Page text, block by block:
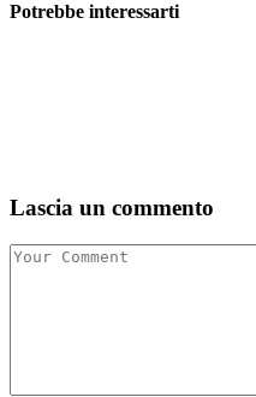
Potrebbe interessarti
Lascia un commento